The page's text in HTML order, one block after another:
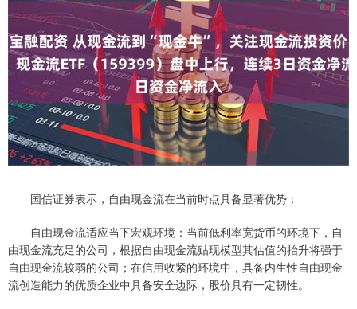
国信证券表示，自由现金流在当前时点具备显著优势：
自由现金流适应当下宏观环境：当前低利率宽货币的环境下，自
由现金流充足的公司，根据自由现金流贴现模型其估值的抬升将强于
自由现金流较弱的公司；在信用收紧的环境中，具备内生性自由现金
流创造能力的优质企业中具备安全边际，股价具有一定韧性。